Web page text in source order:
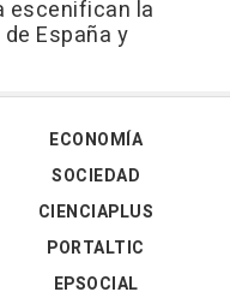
escenifican la
España y
ECONOMÍA
SOCIEDAD
CIENCIAPLUS
PORTALTIC
EPSOCIAL